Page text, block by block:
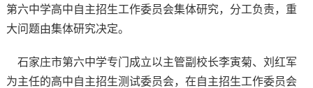
第六中学高中自主招生工作委员会集体研究，分工负责，重
大问题由集体研究决定。
石家庄市第六中学专门成立以主管副校长李寅菊、刘红军
为主任的高中自主招生测试委员会，在自主招生工作委员会